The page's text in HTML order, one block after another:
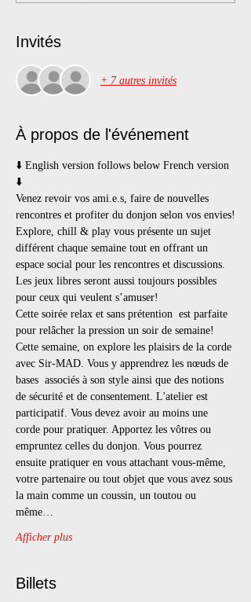
Invités
+ 7 autres invités
À propos de l'événement
⬇️ English version follows below French version
⬇️
Venez revoir vos ami.e.s, faire de nouvelles
rencontres et profiter du donjon selon vos envies!
Explore, chill & play vous présente un sujet
différent chaque semaine tout en offrant un
espace social pour les rencontres et discussions.
Les jeux libres seront aussi toujours possibles
pour ceux qui veulent s’amuser!
Cette soirée relax et sans prétention  est parfaite
pour relâcher la pression un soir de semaine!
Cette semaine, on explore les plaisirs de la corde
avec Sir-MAD. Vous y apprendrez les nœuds de
bases  associés à son style ainsi que des notions
de sécurité et de consentement. L'atelier est
participatif. Vous devez avoir au moins une
corde pour pratiquer. Apportez les vôtres ou
empruntez celles du donjon. Vous pourrez
ensuite pratiquer en vous attachant vous-même,
votre partenaire ou tout objet que vous avez sous
la main comme un coussin, un toutou ou
même…
Afficher plus
Billets